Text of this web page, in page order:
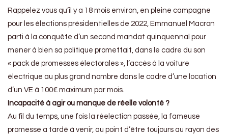
Rappelez vous qu’il y a 18 mois environ, en pleine campagne
pour les élections présidentielles de 2022, Emmanuel Macron
parti à la conquête d’un second mandat quinquennal pour
mener à bien sa politique promettait, dans le cadre du son
« pack de promesses électorales », l’accès à la voiture
électrique au plus grand nombre dans le cadre d’une location
d’un VE à 100€ maximum par mois.
Incapacité à agir ou manque de réelle volonté ?
Au fil du temps, une fois la réelection passée, la fameuse
promesse a tardé à venir, au point d’être toujours au rayon des